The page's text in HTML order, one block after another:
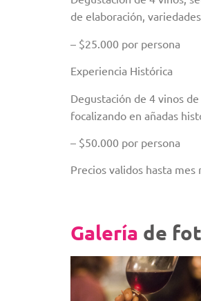
de elaboración,
– $25.000 por persona
Experiencia Histórica
Degustación de 4 vinos
focalizando en añadas
– $50.000 por persona
Precios validos hasta mes
Galería de